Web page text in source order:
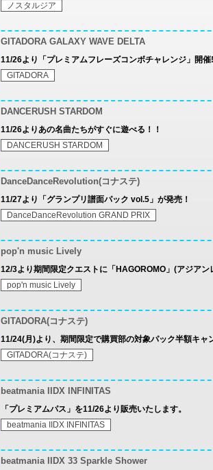
ノスタルジア
GITADORA GALAXY WAVE DELTA
11/26より「プレミアムフレーズコンボチャレンジ」開催!
GITADORA
DANCERUSH STARDOM
11/26よりあの名曲たちがすぐに遊べる！！
DANCERUSH STARDOM
DanceDanceRevolution(コナステ)
11/27より「グランプリ譜面パック vol.5」が発売！
DanceDanceRevolution GRAND PRIX
pop'n music Lively
12/3より期間限定クエストに「HAGOROMO」(アジア
pop'n music Lively
GITADORA(コナステ)
11/24(月)より、期間限定で購買部の対象パック半額キャ
GITADORA(コナステ)
beatmania IIDX INFINITAS
「プレミアムパス」を11/26より販売いたします。
beatmania IIDX INFINITAS
beatmania IIDX 33 Sparkle Shower